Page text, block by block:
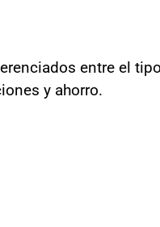
entre el
y ahorro.